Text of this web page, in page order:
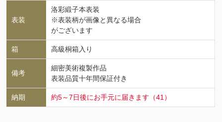
表装
洛彩緞子本表装
※表装柄が画像と異なる場合
がございます
箱 高級桐箱入り
備考
細密美術複製作品
表装品質十年間保証付き
納期 約5～7日後にお手元に届きます（41）